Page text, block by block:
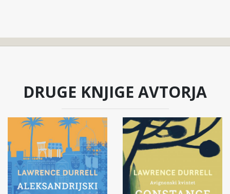
DRUGE KNJIGE AVTORJA